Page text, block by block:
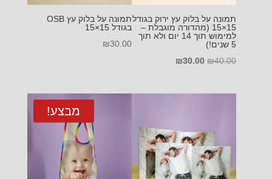
תמונה על בלוק עץ ירוק בגודל
15×15 (מהדורה מוגבלת –
למימוש תוך 14 יום ולא תוך
5 שנים!)
₪40.00
המחיר
היה:
₪30.00
הוא:
תמונה על בלוק עץ OSB
בגודל 15×15
₪30.00
מבצע!